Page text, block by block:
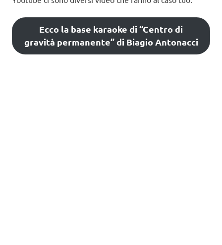
Ecco la base karaoke di “Centro di
gravità permanente” di Biagio Antonacci